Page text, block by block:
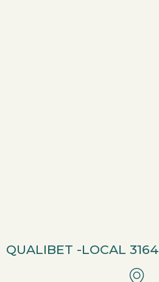
QUALIBET -LOCAL 3164